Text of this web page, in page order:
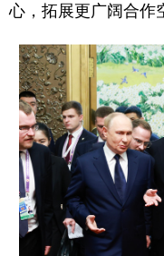
心，拓展更广阔合作